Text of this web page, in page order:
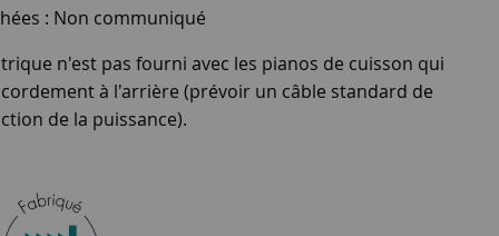
: Non communiqué
n'est pas fourni avec les pianos de cuisson qui
à l'arrière (prévoir un câble standard de
de la puissance).